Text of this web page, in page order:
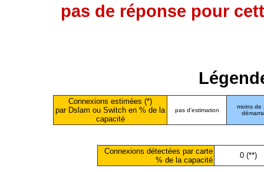
pas de réponse pour
Connexions estimées (*)
par Dslam ou Switch en % de la
capacité
pas d'estimation
moins de
Connexions détectées par carte
% de la capacité
0 (**)